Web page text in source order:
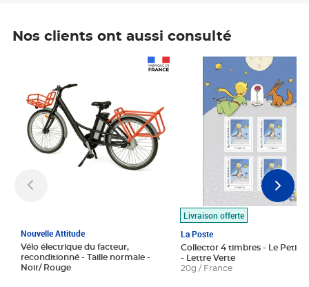
Nos clients ont aussi consulté
Nouvelle Attitude
Vélo électrique du facteur,
reconditionné - Taille normale -
Noir/ Rouge
Livraison offerte
La Poste
Collector 4 timbres - Le Petit
- Lettre Verte
20g / France
Prix 7,50€